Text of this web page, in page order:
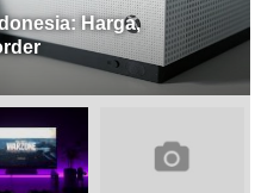
Harga,